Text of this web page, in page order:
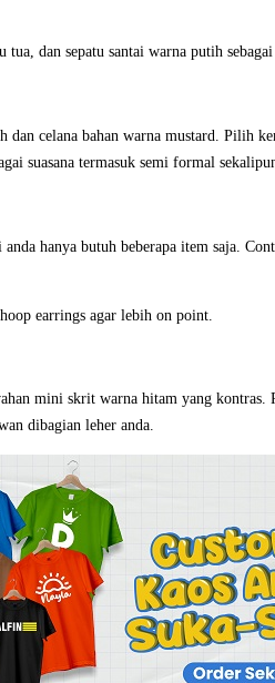
dan sepatu santai warna putih
celana bahan warna mustard. Pilih
suasana termasuk semi formal
hanya butuh beberapa item saja.
earrings agar lebih on point.
mini skrit warna hitam yang kontras.
dibagian leher anda.